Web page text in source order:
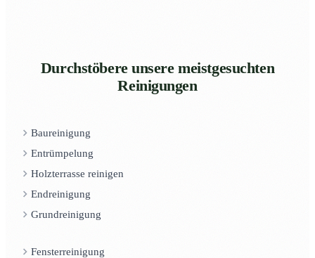
Durchstöbere unsere meistgesuchten
Reinigungen
Baureinigung
Entrümpelung
Holzterrasse reinigen
Endreinigung
Grundreinigung
Fensterreinigung